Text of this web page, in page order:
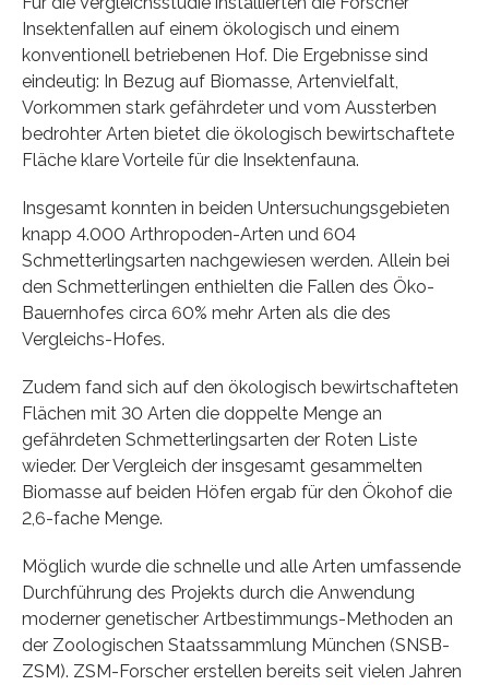
Insektenfallen auf einem ökologisch und einem
konventionell betriebenen Hof. Die Ergebnisse sind
eindeutig: In Bezug auf Biomasse, Artenvielfalt,
Vorkommen stark gefährdeter und vom Aussterben
bedrohter Arten bietet die ökologisch bewirtschaftete
Fläche klare Vorteile für die Insektenfauna.
Insgesamt konnten in beiden Untersuchungsgebieten
knapp 4.000 Arthropoden-Arten und 604
Schmetterlingsarten nachgewiesen werden. Allein bei
den Schmetterlingen enthielten die Fallen des Öko-
Bauernhofes circa 60% mehr Arten als die des
Vergleichs-Hofes.
Zudem fand sich auf den ökologisch bewirtschafteten
Flächen mit 30 Arten die doppelte Menge an
gefährdeten Schmetterlingsarten der Roten Liste
wieder. Der Vergleich der insgesamt gesammelten
Biomasse auf beiden Höfen ergab für den Ökohof die
2,6-fache Menge.
Möglich wurde die schnelle und alle Arten umfassende
Durchführung des Projekts durch die Anwendung
moderner genetischer Artbestimmungs-Methoden an
der Zoologischen Staatssammlung München (SNSB-
ZSM). ZSM-Forscher erstellen bereits seit vielen Jahren